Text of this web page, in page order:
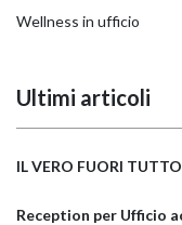
Wellness in ufficio
Ultimi articoli
IL VERO FUORI
Reception per Ufficio